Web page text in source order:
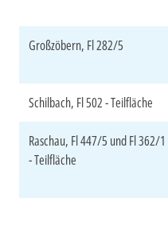
Großzöbern, Fl 282/5
Schilbach, Fl 502 - Teilfläche
Raschau, Fl 447/5 und Fl 362/1
- Teilfläche